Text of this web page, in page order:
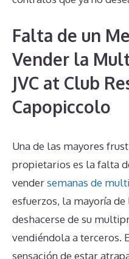
Falta de un
Vender la
JVC at Club
Capopiccolo
Una de las mayores
propietarios es la falta
vendersemanas de
esfuerzos, la mayoría
deshacerse de su
vendiéndola a terceros.
sensación de estar